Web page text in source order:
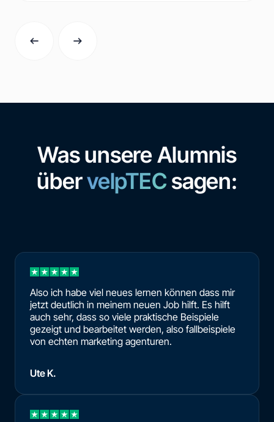
Was unsere Alumnis
übervelpTEC sagen:
Also ich habe viel neues lernen können dass mir
jetzt deutlich in meinem neuen Job hilft. Es hilft
auch sehr, dass so viele praktische Beispiele
gezeigt und bearbeitet werden, also fallbeispiele
von echten marketing agenturen.
Ute K.